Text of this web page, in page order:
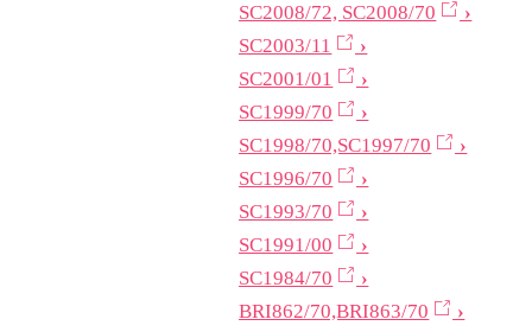
SC2008/72, SC2008/70
SC2003/11
SC2001/01
SC1999/70
SC1998/70,SC1997/70
SC1996/70
SC1993/70
SC1991/00
SC1984/70
BRI862/70,BRI863/70